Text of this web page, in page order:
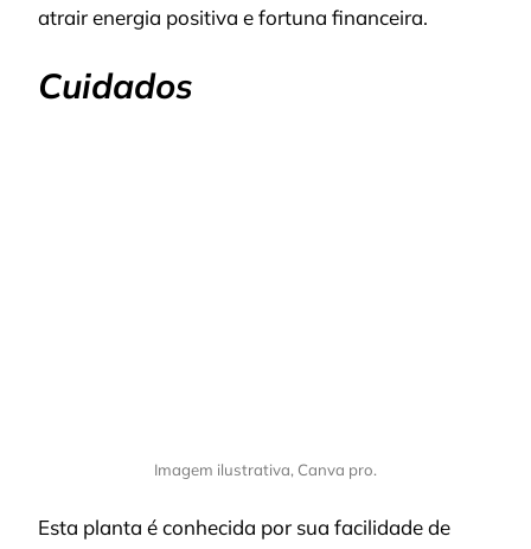
atrair energia positiva e fortuna financeira.
Cuidados
Imagem ilustrativa, Canva pro.
Esta planta é conhecida por sua facilidade de